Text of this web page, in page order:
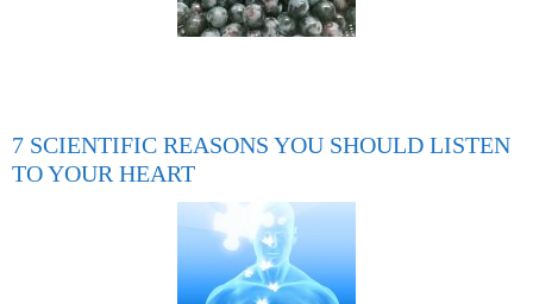
7 SCIENTIFIC REASONS YOU SHOULD LISTEN
TO YOUR HEART